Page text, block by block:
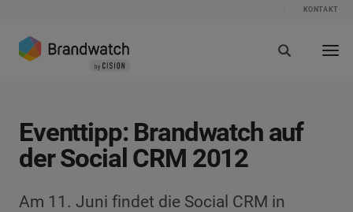
KONTAKT
Eventtipp: Brandwatch auf
der Social CRM 2012
Am 11. Juni findet die Social CRM in